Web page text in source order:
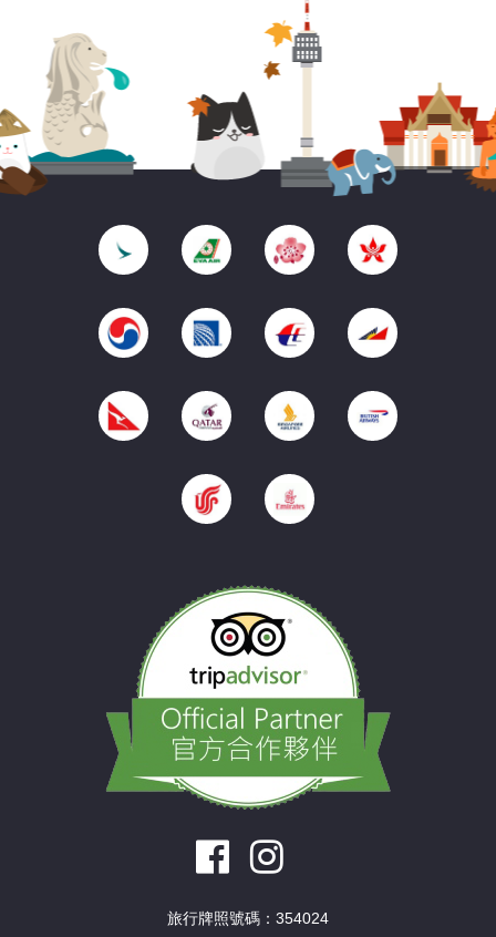
旅行牌照號碼：354024